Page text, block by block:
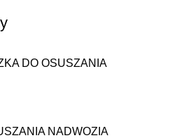
NADWOZIA